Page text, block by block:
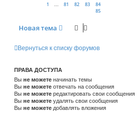
1 … 81 82 83
84
85
Новая тема
Вернуться к списку форумов
ПРАВА ДОСТУПА
Вы не можете начинать темы
Вы не можете отвечать на сообщения
Вы не можете редактировать свои сообщения
Вы не можете удалять свои сообщения
Вы не можете добавлять вложения